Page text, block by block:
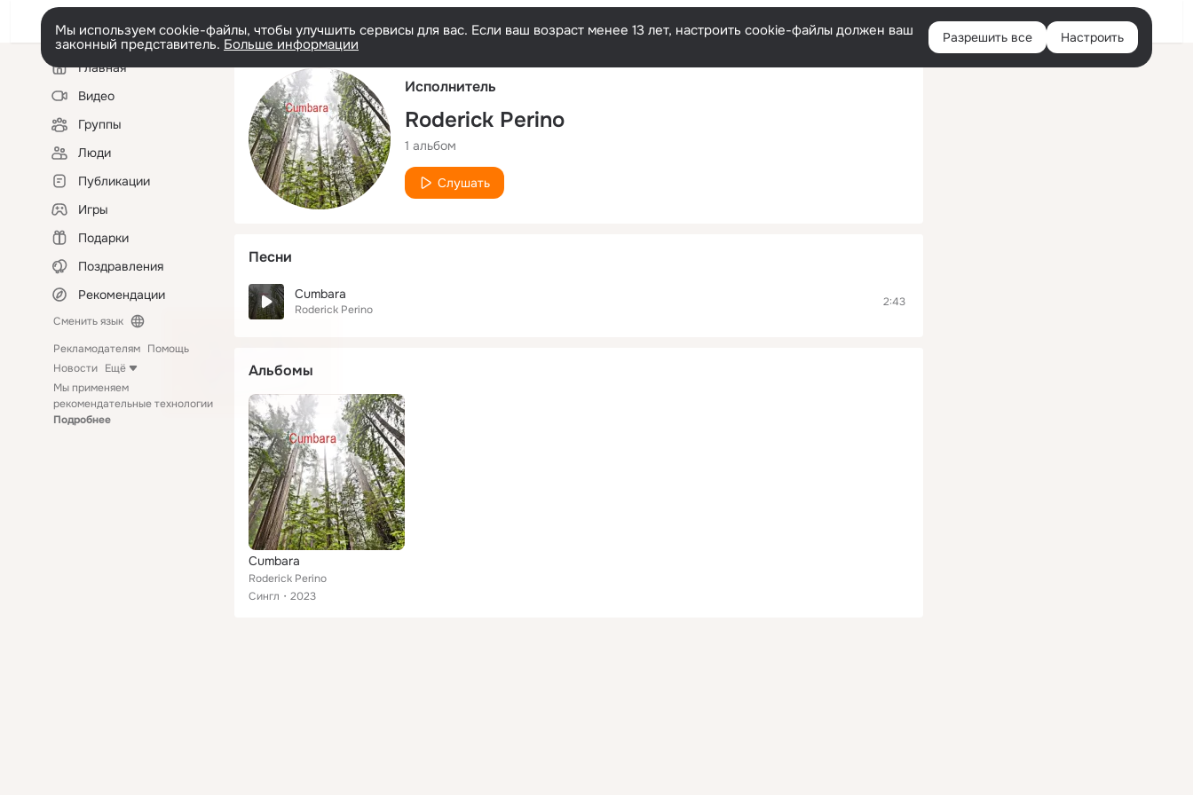
Русский Войти
Мы используем cookie-файлы, чтобы улучшить сервисы для вас. Если ваш возраст менее 13 лет, настроить cookie-файлы должен ваш
законный представитель. Больше информации Разрешить все Настроить
Левая
колонкаГлавная
Видео
Группы
Люди
Публикации
Игры
Подарки
Поздравления
Рекомендации
Сменить язык
Рекламодателям Помощь
Новости Ещё
Мы применяем
рекомендательные технологии
Подробнее
Исполнитель
Roderick Perino
1 альбом
Слушать
Песни
Cumbara
Roderick Perino
2:43
Альбомы
Cumbara
Roderick Perino
Сингл
2023